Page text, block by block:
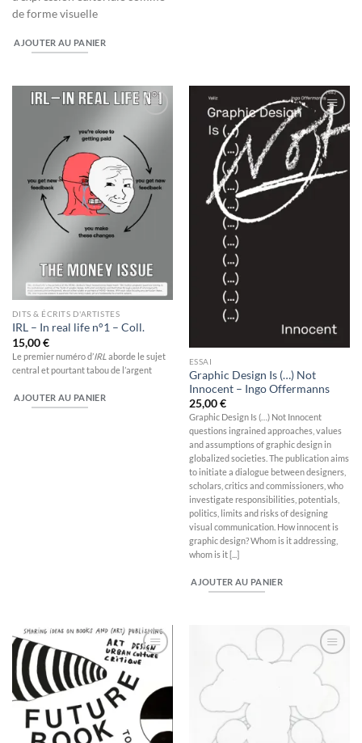
de forme visuelle
AJOUTER AU PANIER
wishlist
DITS & ÉCRITS D'ARTISTES
IRL – In real life n°1 – Coll.
15,00€
Le premier numéro d’IRL aborde le sujet
central et pourtant tabou de l’argent
AJOUTER AU PANIER
Ajouter
à la
wishlist
ESSAI
Graphic Design Is (…) Not
Innocent – Ingo Offermanns
25,00€
Graphic Design Is (…) Not Innocent
questions ingrained approaches, values
and assumptions of graphic design in
globalized societies. The publication aims
to initiate a dialogue between designers,
scholars, critics and commissioners, who
investigate responsibilities, potentials,
politics, limits and risks of designing
visual communication. How innocent is
graphic design? Whom is it addressing,
whom is it [...]
AJOUTER AU PANIER
Ajouter
wishlist
Ajouter
à la
wishlist